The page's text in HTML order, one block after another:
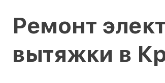
Ремонт
вытяжки в